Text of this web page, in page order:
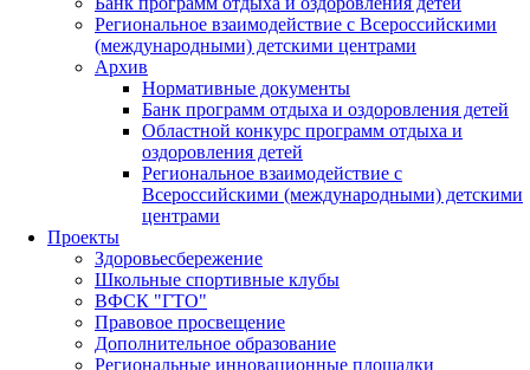
Региональное взаимодействие с Всероссийскими
(международными) детскими центрами
Архив
Нормативные документы
Банк программ отдыха и оздоровления детей
Областной конкурс программ отдыха и
оздоровления детей
Региональное взаимодействие с
Всероссийскими (международными) детскими
центрами
Проекты
Здоровьесбережение
Школьные спортивные клубы
ВФСК "ГТО"
Правовое просвещение
Дополнительное образование
Региональные инновационные площадки